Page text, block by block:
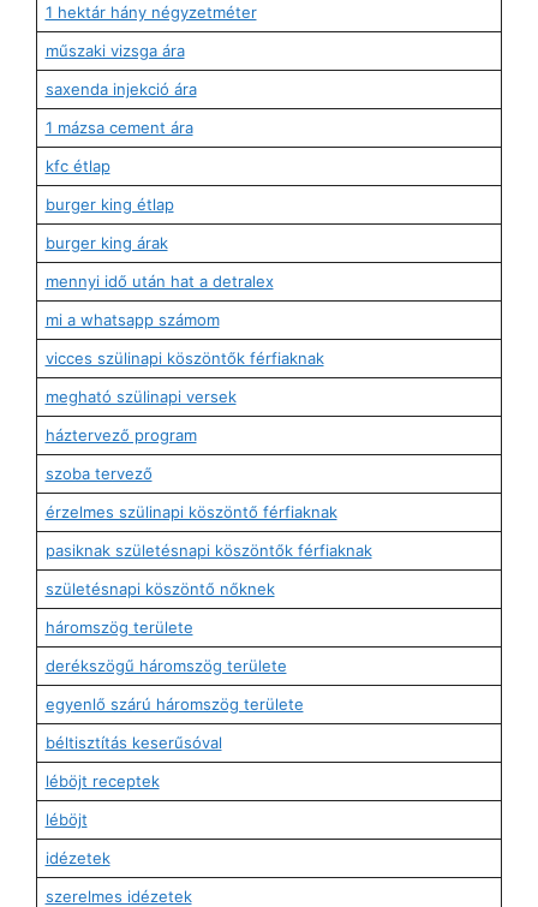
1 hektár hány négyzetméter
műszaki vizsga ára
saxenda injekció ára
1 mázsa cement ára
kfc étlap
burger king étlap
burger king árak
mennyi idő után hat a detralex
mi a whatsapp számom
vicces szülinapi köszöntők férfiaknak
megható szülinapi versek
háztervező program
szoba tervező
érzelmes szülinapi köszöntő férfiaknak
pasiknak születésnapi köszöntők férfiaknak
születésnapi köszöntő nőknek
háromszög területe
derékszögű háromszög területe
egyenlő szárú háromszög területe
béltisztítás keserűsóval
léböjt receptek
léböjt
idézetek
szerelmes idézetek